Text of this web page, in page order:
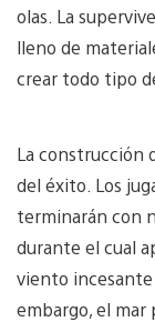
olas. La
lleno de
crear todo tipo
La construcción
del éxito. Los
terminarán con
durante el cual
viento incesante
embargo, el mar